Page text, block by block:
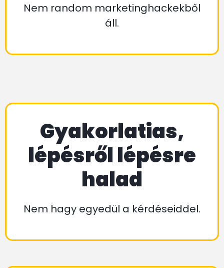
Nem random marketinghackekből
áll.
Gyakorlatias,
lépésről lépésre
halad
Nem hagy egyedül a kérdéseiddel.